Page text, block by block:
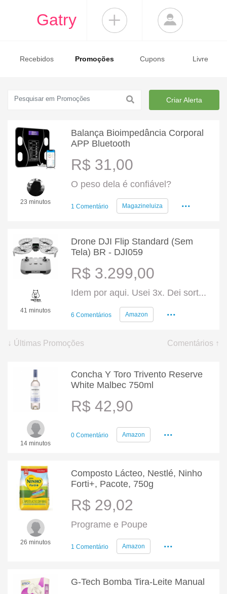
Gatry
Recebidos Promoções Cupons Livre
Criar Alerta
23 minutos
Balança Bioimpedância Corporal
APP Bluetooth
R$ 31,00
O peso dela é confiável?
1 Comentário Magazineluiza ...
41 minutos
Drone DJI Flip Standard (Sem
Tela) BR - DJI059
R$ 3.299,00
Idem por aqui. Usei 3x. Dei sort...
6 Comentários Amazon ...
↓ Últimas Promoções Comentários ↑
14 minutos
Concha Y Toro Trivento Reserve
White Malbec 750ml
R$ 42,90
0 Comentário Amazon ...
26 minutos
Composto Lácteo, Nestlé, Ninho
Forti+, Pacote, 750g
R$ 29,02
Programe e Poupe
1 Comentário Amazon ...
G-Tech Bomba Tira-Leite Manual